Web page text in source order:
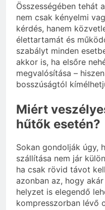
Összességében tehát
nem csak kényelmi
kérdés, hanem
élettartamát és
szabályt minden
akkor is, ha elsőre
megvalósítása –
bosszúságtól
Miért
hűtők esetén?
Sokan gondolják úgy,
szállítása nem jár
ha csak rövid távot
azonban az, hogy
helyzet is elegendő
kompresszorban lévő